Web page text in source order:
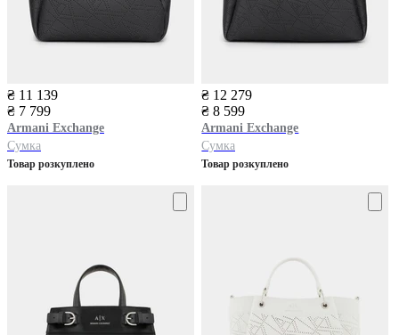
₴ 11 139
₴ 7 799
Armani Exchange
Сумка
Товар розкуплено
₴ 12 279
₴ 8 599
Armani Exchange
Сумка
Товар розкуплено